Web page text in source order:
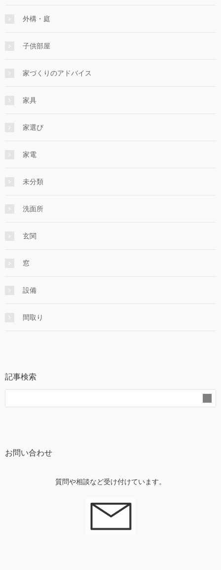
外構・庭
子供部屋
家づくりのアドバイス
家具
家選び
家電
未分類
洗面所
玄関
窓
設備
間取り
記事検索
お問い合わせ
質問や相談など受け付けています。